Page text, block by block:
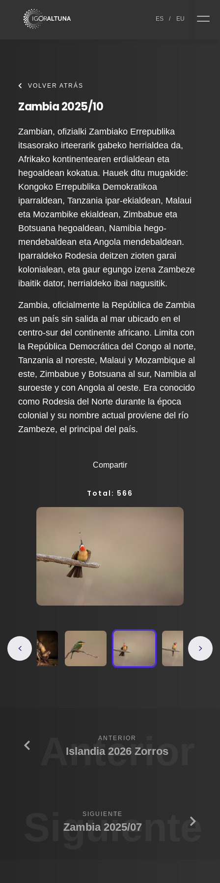
ES / EU
VOLVER ATRÁS
Zambia 2025/10
Zambian, ofizialki Zambiako Errepublika
itsasorako irteerarik gabeko herrialdea da,
Afrikako kontinentearen erdialdean eta
hegoaldean kokatua. Hauek ditu mugakide:
Kongoko Errepublika Demokratikoa
iparraldean, Tanzania ipar-ekialdean, Malaui
eta Mozambike ekialdean, Zimbabue eta
Botsuana hegoaldean, Namibia hego-
mendebaldean eta Angola mendebaldean.
Iparraldeko Rodesia deitzen zioten garai
kolonialean, eta gaur egungo izena Zambeze
ibaitik dator, herrialdeko ibai nagusitik.
Zambia, oficialmente la República de Zambia
es un país sin salida al mar ubicado en el
centro-sur del continente africano. Limita con
la República Democrática del Congo al norte,
Tanzania al noreste, Malaui y Mozambique al
este, Zimbabue y Botsuana al sur, Namibia al
suroeste y con Angola al oeste. Era conocido
como Rodesia del Norte durante la época
colonial y su nombre actual proviene del río
Zambeze, el principal del país.
Compartir
Total: 566
Anterior
ANTERIOR
Islandia 2026 Zorros
Siguiente
SIGUIENTE
Zambia 2025/07